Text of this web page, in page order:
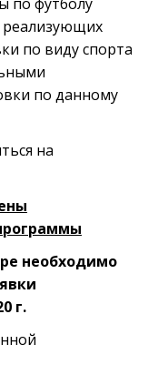
реализующих
по виду спорта
по данному
на
необходимо
г.